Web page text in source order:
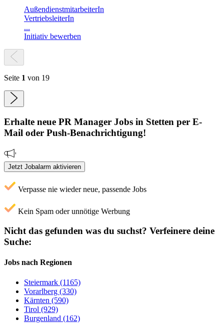
AußendienstmitarbeiterIn
VertriebsleiterIn
...
Initiativ bewerben
Seite 1 von 19
Erhalte neue PR Manager Jobs in Stetten per E-
Mail oder Push-Benachrichtigung!
Jetzt Jobalarm aktivieren
Verpasse nie wieder neue, passende Jobs
Kein Spam oder unnötige Werbung
Nicht das gefunden was du suchst? Verfeinere deine
Suche:
Jobs nach Regionen
Steiermark (1165)
Vorarlberg (330)
Kärnten (590)
Tirol (929)
Burgenland (162)